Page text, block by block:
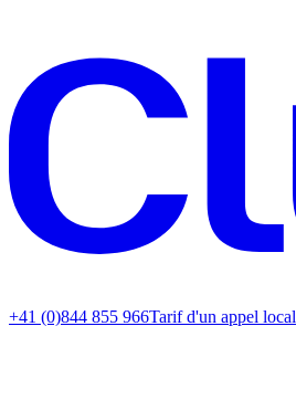
+41 (0)844 855 966Tarif d'un appel local